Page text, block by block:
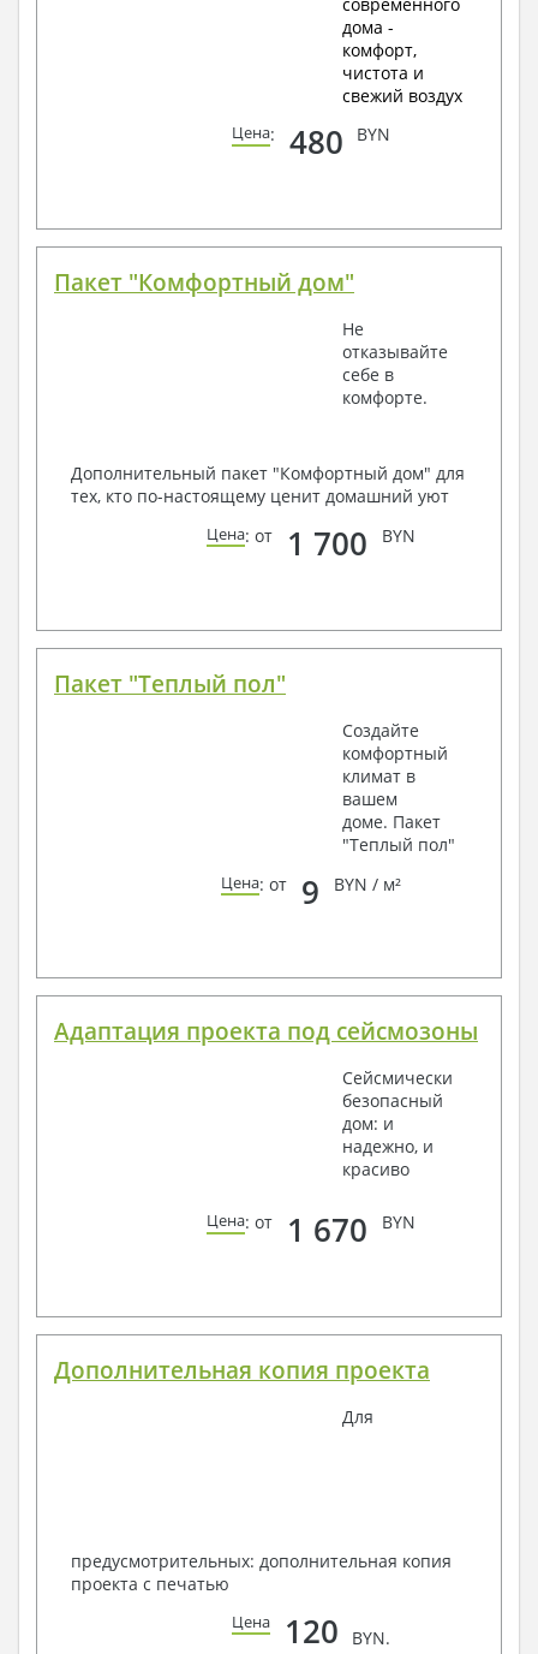
дома -
комфорт,
чистота и
свежий воздух
Цена: 480 BYN
Пакет "Комфортный дом"
Не
отказывайте
себе в
комфорте.
Дополнительный пакет "Комфортный дом" для
тех, кто по-настоящему ценит домашний уют
Цена: от 1 700 BYN
Пакет "Теплый пол"
Создайте
комфортный
климат в
вашем
доме. Пакет
"Теплый пол"
Цена: от 9 BYN / м²
Адаптация проекта под сейсмозоны
Сейсмически
безопасный
дом: и
надежно, и
красиво
Цена: от 1 670 BYN
Дополнительная копия проекта
Для
предусмотрительных: дополнительная копия
проекта с печатью
Цена 120 BYN.